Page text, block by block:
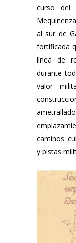
curso del
al sur de
fortificada
línea de
durante
valor
caminos
y pistas